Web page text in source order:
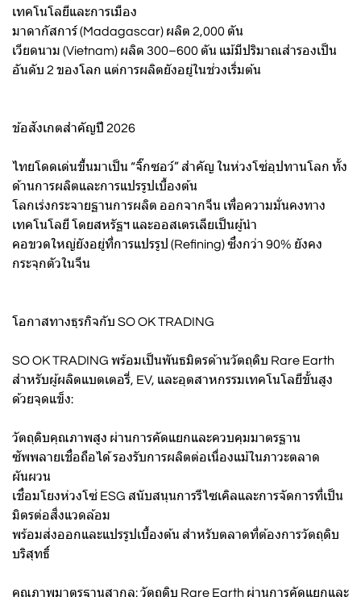
เทคโนโลยีและการเมือง
มาดากัสการ์ (Madagascar) ผลิต 2,000 ตัน
เวียดนาม (Vietnam) ผลิต 300–600 ตัน แม้มีปริมาณสำรองเป็น
อันดับ 2 ของโลก แต่การผลิตยังอยู่ในช่วงเริ่มต้น
ข้อสังเกตสำคัญปี 2026
ไทยโดดเด่นขึ้นมาเป็น “จิ๊กซอว์” สำคัญ ในห่วงโซ่อุปทานโลก ทั้ง
ด้านการผลิตและการแปรรูปเบื้องต้น
โลกเร่งกระจายฐานการผลิต ออกจากจีน เพื่อความมั่นคงทาง
เทคโนโลยี โดยสหรัฐฯ และออสเตรเลียเป็นผู้นำ
คอขวดใหญ่ยังอยู่ที่การแปรรูป (Refining) ซึ่งกว่า 90% ยังคง
กระจุกตัวในจีน
โอกาสทางธุรกิจกับ SO OK TRADING
SO OK TRADING พร้อมเป็นพันธมิตรด้านวัตถุดิบ Rare Earth
สำหรับผู้ผลิตแบตเตอรี่, EV, และอุตสาหกรรมเทคโนโลยีขั้นสูง
ด้วยจุดแข็ง:
วัตถุดิบคุณภาพสูง ผ่านการคัดแยกและควบคุมมาตรฐาน
ซัพพลายเชื่อถือได้ รองรับการผลิตต่อเนื่องแม้ในภาวะตลาด
ผันผวน
เชื่อมโยงห่วงโซ่ ESG สนับสนุนการรีไซเคิลและการจัดการที่เป็น
มิตรต่อสิ่งแวดล้อม
พร้อมส่งออกและแปรรูปเบื้องต้น สำหรับตลาดที่ต้องการวัตถุดิบ
บริสุทธิ์
คุณภาพมาตรฐานสากล: วัตถุดิบ Rare Earth ผ่านการคัดแยกและ